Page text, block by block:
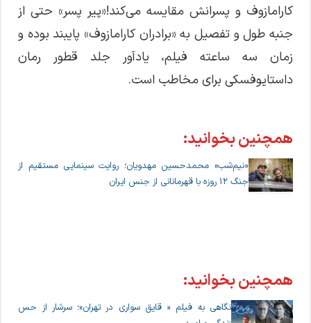
کارامازوف و پسرانش مقایسه می‌کند!«پیر پسر» حتی از
جنبه طول و تفصیل به «برادران کارامازوف» پایبند بوده و
زمان سه ساعته فیلم، یادآور جلد قطور رمان
داستایوفسکی برای مخاطب است.
همچنین بخوانید:
«نیم‌شب» محمدحسین مهدویان؛ روایت سینمایی مستقیم از
جنگ ۱۲ روزه با قهرمانانی از جنس ایران
همچنین بخوانید:
نگاهی به فیلم « قایق سواری در تهران»؛ سرشار از حس